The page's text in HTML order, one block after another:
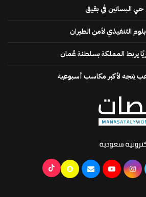
البساتين في بقيق
التنفيذي لأمن الطيران
يربط المملكة بسلطنة عُمان
يتجه لأكبر مكاسب أسبوعية